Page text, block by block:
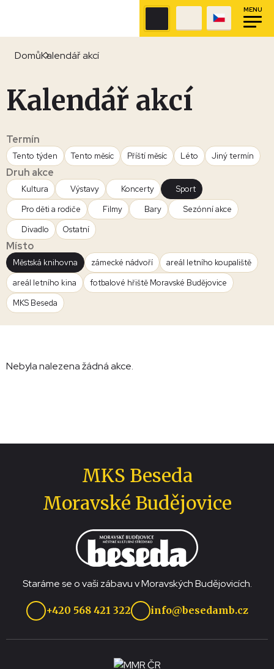
MENU
DomůKalendář akcí
Kalendář akcí
Termín
Tento týden Tento měsíc Příští měsíc Léto Jiný termín
Druh akce
Kultura Výstavy Koncerty
Sport
Pro děti a rodiče
Filmy Bary
Sezónní akce
Divadlo
Ostatní
Místo
Městská knihovna zámecké nádvoří
areál letního koupaliště
areál letního kina
fotbalové hřiště Moravské Budějovice
MKS Beseda
Nebyla nalezena žádná akce.
MKS Beseda
Moravské Budějovice
Staráme se o vaši zábavu v Moravských Budějovicích.
+420 568 421 322 info@besedamb.cz